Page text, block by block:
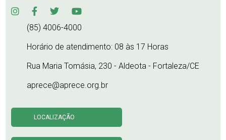
(85) 4006-4000
Horário de atendimento: 08 às 17 Horas
Rua Maria Tomásia, 230 - Aldeota - Fortaleza/CE
aprece@aprece.org.br
LOCALIZAÇÃO